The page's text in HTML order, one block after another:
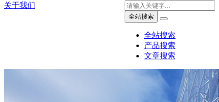
全站搜索
全站搜索
产品搜索
文章搜索
关于我们